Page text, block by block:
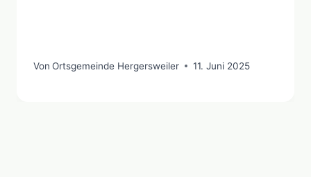
Von Ortsgemeinde Hergersweiler 11. Juni 2025